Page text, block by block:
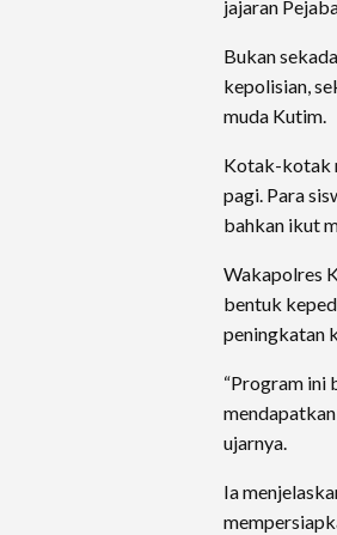
jajaran
Bukan
kepolisian,
muda Kutim.
Kotak-kotak
pagi. Para
bahkan ikut
Wakapolres
bentuk
peningkatan
“Program ini
ujarnya.
Ia